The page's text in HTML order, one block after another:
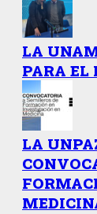
LA
PARA EL
LA